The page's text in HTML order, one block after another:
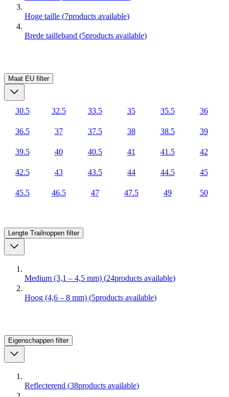
Hoge taille (7products available)
Brede tailleband (5products available)
Maat EU filter
30.5 32.5 33.5 35 35.5 36
36.5 37 37.5 38 38.5 39
39.5 40 40.5 41 41.5 42
42.5 43 43.5 44 44.5 45
45.5 46.5 47 47.5 49 50
Lengte Trailnoppen filter
Medium (3,1 – 4,5 mm) (24products available)
Hoog (4,6 – 8 mm) (5products available)
Eigenschappen filter
Reflecterend (38products available)